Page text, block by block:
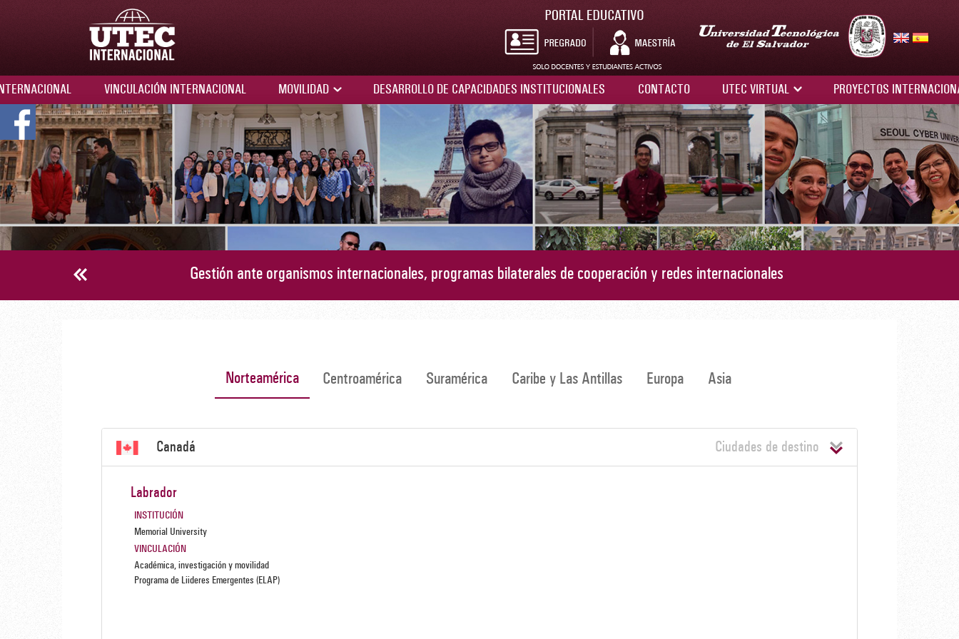
VINCULACIÓN INTERNACIONAL MOVILIDAD DESARROLLO DE CAPACIDADES INSTITUCIONALES CONTACTO UTEC VIRTUAL PROYECTOS
Gestión ante organismos internacionales, programas bilaterales de cooperación y redes internacionales
Norteamérica Centroamérica Suramérica Caribe y Las Antillas Europa Asia
Canadá Ciudades de destino
Labrador
INSTITUCIÓN
Memorial University
VINCULACIÓN
Académica, investigación y movilidad
Programa de Liideres Emergentes (ELAP)